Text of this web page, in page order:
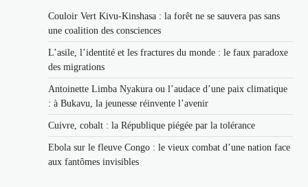
Couloir Vert Kivu-Kinshasa : la forêt ne se sauvera pas sans
une coalition des consciences
L’asile, l’identité et les fractures du monde : le faux paradoxe
des migrations
Antoinette Limba Nyakura ou l’audace d’une paix climatique
: à Bukavu, la jeunesse réinvente l’avenir
Cuivre, cobalt : la République piégée par la tolérance
Ebola sur le fleuve Congo : le vieux combat d’une nation face
aux fantômes invisibles